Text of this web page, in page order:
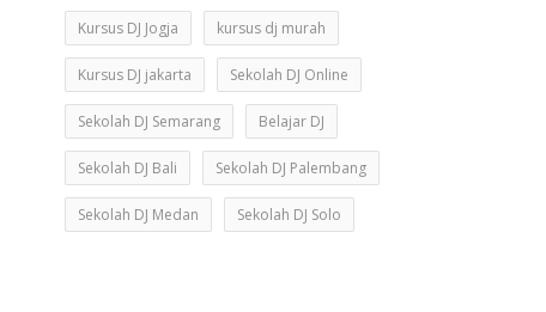
Kursus DJ Jogja kursus dj murah
Kursus DJ jakarta Sekolah DJ Online
Sekolah DJ Semarang Belajar DJ
Sekolah DJ Bali Sekolah DJ Palembang
Sekolah DJ Medan Sekolah DJ Solo